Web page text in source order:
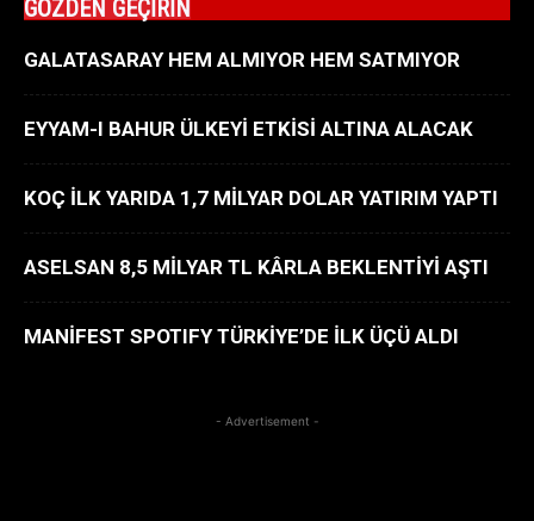
GÖZDEN GEÇİRİN
GALATASARAY HEM ALMIYOR HEM SATMIYOR
EYYAM-I BAHUR ÜLKEYİ ETKİSİ ALTINA ALACAK
KOÇ İLK YARIDA 1,7 MİLYAR DOLAR YATIRIM YAPTI
ASELSAN 8,5 MİLYAR TL KÂRLA BEKLENTİYİ AŞTI
MANİFEST SPOTIFY TÜRKİYE’DE İLK ÜÇÜ ALDI
- Advertisement -